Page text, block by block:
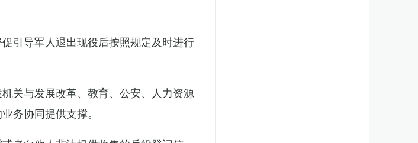
引导军人退出现役后按照规定及时进行
关与发展改革、教育、公安、人力资源
务协同提供支撑。